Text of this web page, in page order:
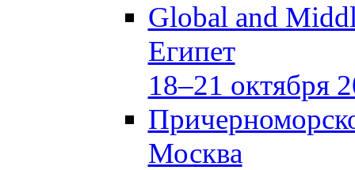
Global and
Египет
18–21 октября
Москва